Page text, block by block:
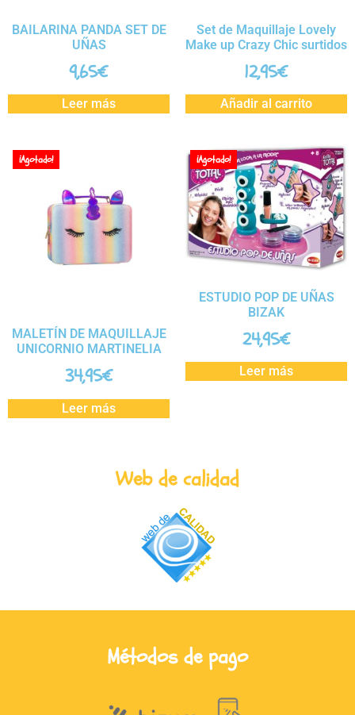
BAILARINA PANDA SET DE
UÑAS
9,65€
Leer más
Set de Maquillaje Lovely
Make up Crazy Chic surtidos
12,95€
Añadir al carrito
¡Agotado!
MALETÍN DE MAQUILLAJE
UNICORNIO MARTINELIA
34,95€
Leer más
¡Agotado!
ESTUDIO POP DE UÑAS
BIZAK
24,95€
Leer más
Web de calidad
Métodos de pago